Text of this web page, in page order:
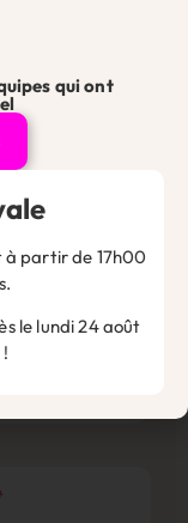
?
libéral
contacter pour
se feront un plaisir
adhérent ?*
qui ont
à partir de 17h00
le lundi 24 août